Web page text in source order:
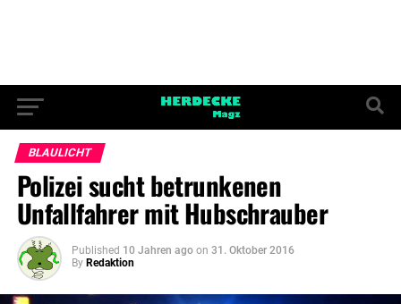
BLAULICHT
Polizei sucht betrunkenen
Unfallfahrer mit Hubschrauber
Published 10 Jahren ago on 31. Oktober 2016
By Redaktion